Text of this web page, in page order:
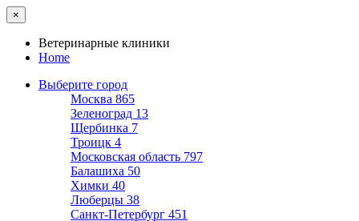
×
Ветеринарные клиники
Home
Выберите город
Москва 865
Зеленоград 13
Щербинка 7
Троицк 4
Московская область 797
Балашиха 50
Химки 40
Люберцы 38
Санкт-Петербург 451